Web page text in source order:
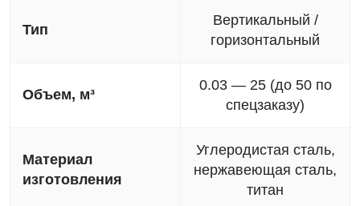
Тип
Вертикальный /
горизонтальный
Объем, м³
0.03 — 25 (до 50 по
спецзаказу)
Материал
изготовления
Углеродистая сталь,
нержавеющая сталь,
титан